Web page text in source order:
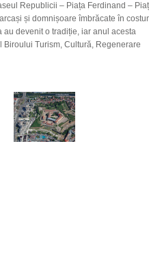
Republicii – Piața Ferdinand –
și domnișoare îmbrăcate în
devenit o tradiție, iar anul acesta
Biroului Turism, Cultură, Regenerare